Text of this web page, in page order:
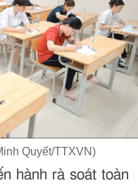
Quyết/TTXVN)
hành rà soát toàn